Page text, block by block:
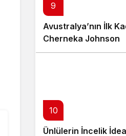
9
Avustralya’nın İlk
Cherneka Johnson
10
Ünlülerin İncelik